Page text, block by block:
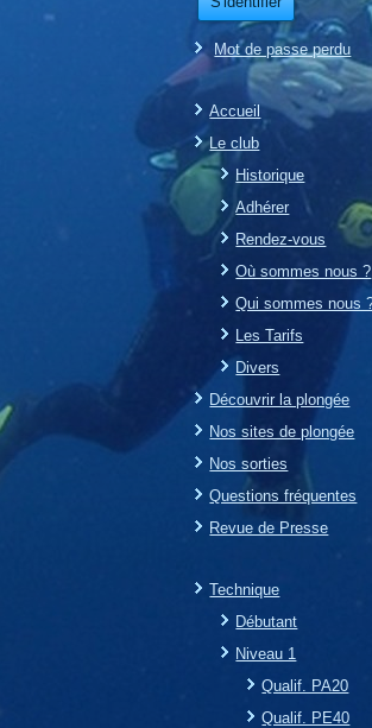
Mot de passe perdu
Accueil
Le club
Historique
Adhérer
Rendez-vous
Où sommes nous ?
Qui sommes nous
Les Tarifs
Divers
Découvrir la plongée
Nos sites de plongée
Nos sorties
Questions fréquentes
Revue de Presse
Technique
Débutant
Niveau 1
Qualif. PA20
Qualif. PE40